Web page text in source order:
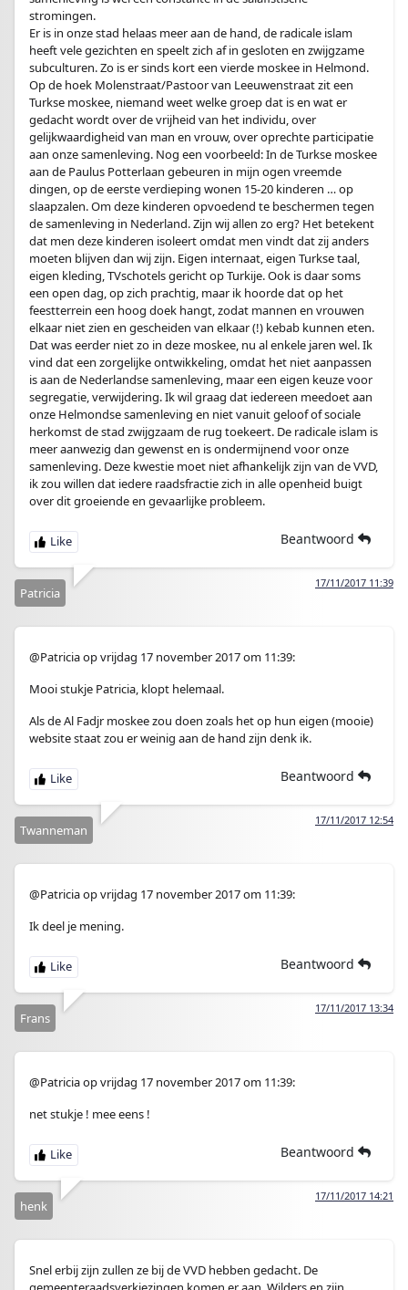
stromingen.
Er is in onze stad helaas meer aan de hand, de radicale islam
heeft vele gezichten en speelt zich af in gesloten en zwijgzame
subculturen. Zo is er sinds kort een vierde moskee in Helmond.
Op de hoek Molenstraat/Pastoor van Leeuwenstraat zit een
Turkse moskee, niemand weet welke groep dat is en wat er
gedacht wordt over de vrijheid van het individu, over
gelijkwaardigheid van man en vrouw, over oprechte participatie
aan onze samenleving. Nog een voorbeeld: In de Turkse moskee
aan de Paulus Potterlaan gebeuren in mijn ogen vreemde
dingen, op de eerste verdieping wonen 15-20 kinderen … op
slaapzalen. Om deze kinderen opvoedend te beschermen tegen
de samenleving in Nederland. Zijn wij allen zo erg? Het betekent
dat men deze kinderen isoleert omdat men vindt dat zij anders
moeten blijven dan wij zijn. Eigen internaat, eigen Turkse taal,
eigen kleding, TVschotels gericht op Turkije. Ook is daar soms
een open dag, op zich prachtig, maar ik hoorde dat op het
feestterrein een hoog doek hangt, zodat mannen en vrouwen
elkaar niet zien en gescheiden van elkaar (!) kebab kunnen eten.
Dat was eerder niet zo in deze moskee, nu al enkele jaren wel. Ik
vind dat een zorgelijke ontwikkeling, omdat het niet aanpassen
is aan de Nederlandse samenleving, maar een eigen keuze voor
segregatie, verwijdering. Ik wil graag dat iedereen meedoet aan
onze Helmondse samenleving en niet vanuit geloof of sociale
herkomst de stad zwijgzaam de rug toekeert. De radicale islam is
meer aanwezig dan gewenst en is ondermijnend voor onze
samenleving. Deze kwestie moet niet afhankelijk zijn van de VVD,
ik zou willen dat iedere raadsfractie zich in alle openheid buigt
over dit groeiende en gevaarlijke probleem.
Beantwoord
17/11/2017 11:39
Patricia
@Patricia op vrijdag 17 november 2017 om 11:39:
Mooi stukje Patricia, klopt helemaal.
Als de Al Fadjr moskee zou doen zoals het op hun eigen (mooie)
website staat zou er weinig aan de hand zijn denk ik.
Beantwoord
17/11/2017 12:54
Twanneman
@Patricia op vrijdag 17 november 2017 om 11:39:
Ik deel je mening.
Beantwoord
17/11/2017 13:34
Frans
@Patricia op vrijdag 17 november 2017 om 11:39:
net stukje ! mee eens !
Beantwoord
17/11/2017 14:21
henk
Snel erbij zijn zullen ze bij de VVD hebben gedacht. De